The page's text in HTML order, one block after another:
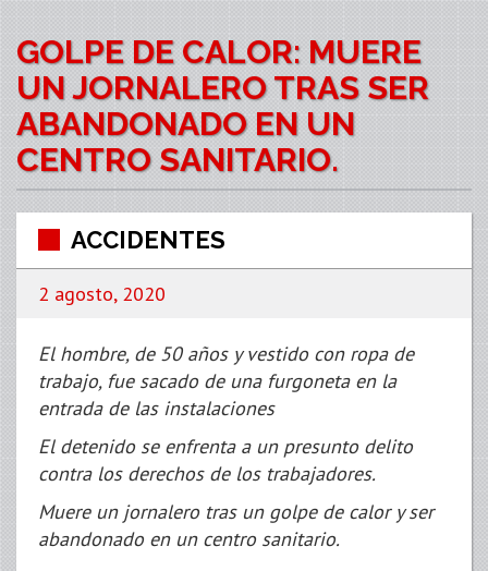
GOLPE DE CALOR: MUERE
UN JORNALERO TRAS SER
ABANDONADO EN UN
CENTRO SANITARIO.
ACCIDENTES
2 agosto, 2020
El hombre, de 50 años y vestido con ropa de
trabajo, fue sacado de una furgoneta en la
entrada de las instalaciones
El detenido se enfrenta a un presunto delito
contra los derechos de los trabajadores.
Muere un jornalero tras un golpe de calor y ser
abandonado en un centro sanitario.